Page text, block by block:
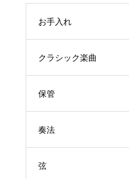
お手入れ
クラシック楽曲
保管
奏法
弦